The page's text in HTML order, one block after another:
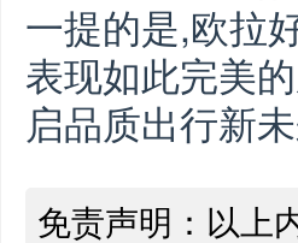
一提的是,欧拉
表现如此完美
启品质出行新
免责声明：以上